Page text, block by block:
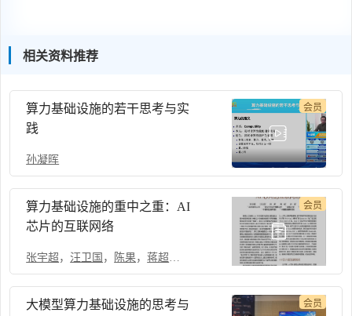
相关资料推荐
算力基础设施的若干思考与实
践
孙凝晖
会员
算力基础设施的重中之重：AI
芯片的互联网络
张宇超 ，汪卫国 ， 陈果 ，蒋超， 王昭宁
会员
大模型算力基础设施的思考与
会员